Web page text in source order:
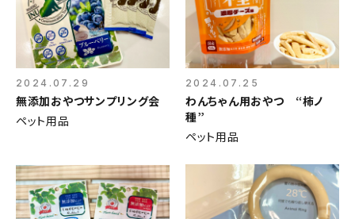
2024.07.29
無添加おやつサンプリング会
ペット用品
2024.07.25
わんちゃん用おやつ “柿ノ
種”
ペット用品